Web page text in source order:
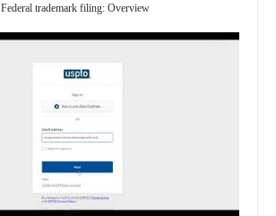
Federal trademark filing: Overview